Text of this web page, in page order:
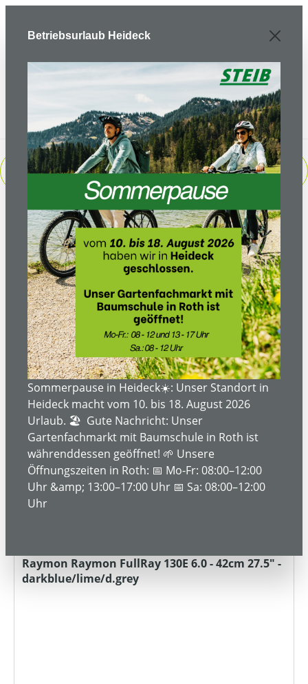
PRODUKTE FILTERN
Sortierung:
Bestellanfrage
Rabatt
%
Tipp
Raymon Raymon FullRay 130E 6.0 - 42cm 27.5" -
darkblue/lime/d.grey
Betriebsurlaub Heideck
Sommerpause in Heideck☀️: Unser Standort in
Heideck macht vom 10. bis 18. August 2026
Urlaub. 🏖️ Gute Nachricht: Unser
Gartenfachmarkt mit Baumschule in Roth ist
währenddessen geöffnet! 🌱 Unsere
Öffnungszeiten in Roth: 📅 Mo-Fr: 08:00–12:00
Uhr &amp; 13:00–17:00 Uhr 📅 Sa: 08:00–12:00
Uhr